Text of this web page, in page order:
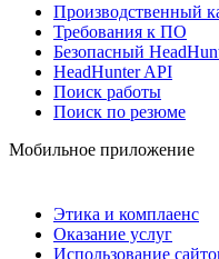
Производственный
Требования к ПО
Безопасный
HeadHunter API
Поиск работы
Поиск по резюме
Мобильное приложение
Этика и комплаенс
Оказание услуг
Использование